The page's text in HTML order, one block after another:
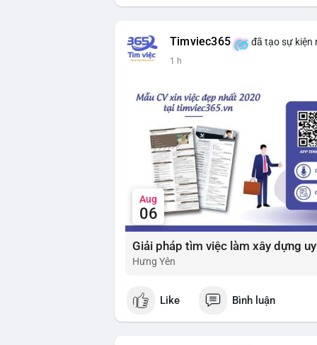
📰 Nguồn: Cointelegraph
Timviec365 đã tạo sự kiện
1 h
Aug
06
Hưng Yên
Like Bình luận